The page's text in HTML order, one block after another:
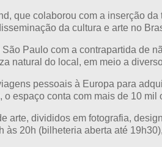
que colaborou com a inserção
da cultura e arte no
Paulo com a contrapartida de
natural do local, em meio a
pessoais à Europa para
o espaço conta com mais de 10
arte, divididos em fotografia,
20h (bilheteria aberta até